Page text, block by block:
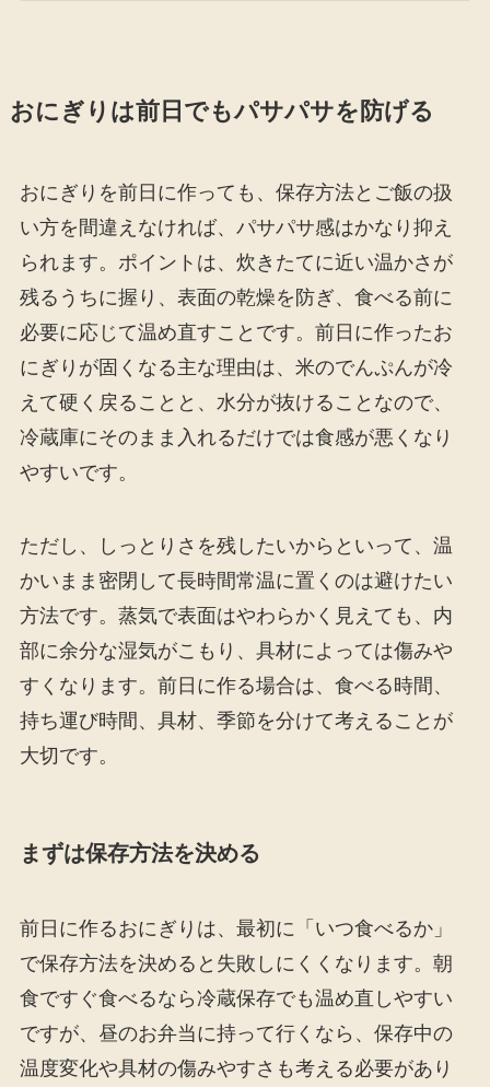
おにぎりは前日でもパサパサを防げる
おにぎりを前日に作っても、保存方法とご飯の扱
い方を間違えなければ、パサパサ感はかなり抑え
られます。ポイントは、炊きたてに近い温かさが
残るうちに握り、表面の乾燥を防ぎ、食べる前に
必要に応じて温め直すことです。前日に作ったお
にぎりが固くなる主な理由は、米のでんぷんが冷
えて硬く戻ることと、水分が抜けることなので、
冷蔵庫にそのまま入れるだけでは食感が悪くなり
やすいです。
ただし、しっとりさを残したいからといって、温
かいまま密閉して長時間常温に置くのは避けたい
方法です。蒸気で表面はやわらかく見えても、内
部に余分な湿気がこもり、具材によっては傷みや
すくなります。前日に作る場合は、食べる時間、
持ち運び時間、具材、季節を分けて考えることが
大切です。
まずは保存方法を決める
前日に作るおにぎりは、最初に「いつ食べるか」
で保存方法を決めると失敗しにくくなります。朝
食ですぐ食べるなら冷蔵保存でも温め直しやすい
ですが、昼のお弁当に持って行くなら、保存中の
温度変化や具材の傷みやすさも考える必要があり